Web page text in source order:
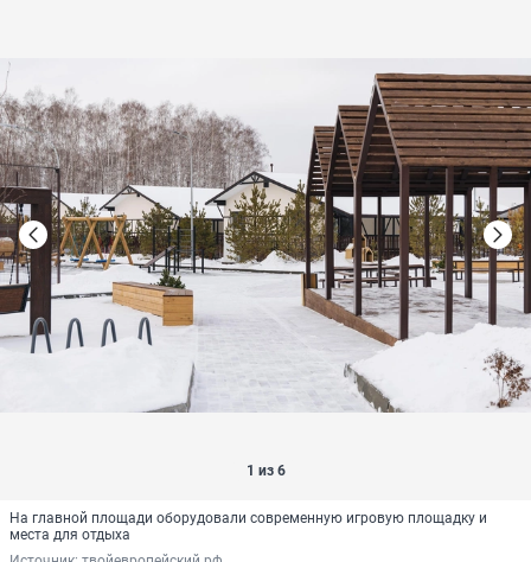
1 из 6
На главной площади оборудовали современную игровую площадку и
места для отдыха